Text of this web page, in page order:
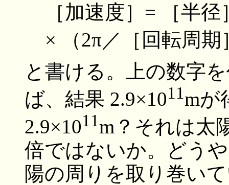
［加速度］= ［半
× （2π／［回転周期
と書ける。上の数字
ば、結果 2.9×1011mが
2.9×1011m？それは太
倍ではないか。どう
陽の周りを取り巻い